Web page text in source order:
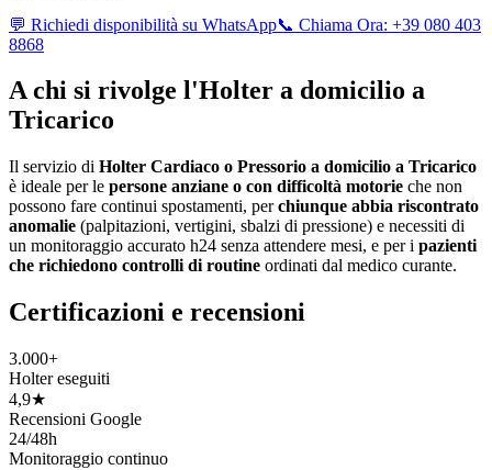
💬 Richiedi disponibilità su WhatsApp📞 Chiama Ora: +39 080 403
8868
A chi si rivolge l'Holter a domicilio a
Tricarico
Il servizio di Holter Cardiaco o Pressorio a domicilio a Tricarico
è ideale per le persone anziane o con difficoltà motorie che non
possono fare continui spostamenti, perchiunque abbia riscontrato
anomalie (palpitazioni, vertigini, sbalzi di pressione) e necessiti di
un monitoraggio accurato h24 senza attendere mesi, e per i pazienti
che richiedono controlli di routine ordinati dal medico curante.
Certificazioni e recensioni
3.000+
Holter eseguiti
4,9★
Recensioni Google
24/48h
Monitoraggio continuo